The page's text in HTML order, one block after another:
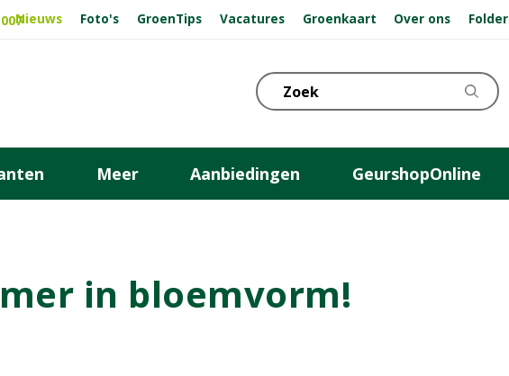
Nieuws Foto's GroenTips Vacatures Groenkaart Over ons Folder
Meer Aanbiedingen GeurshopOnline
in bloemvorm!